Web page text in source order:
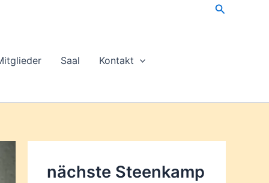
Suchen
Saal Kontakt
nächste Steenkamp